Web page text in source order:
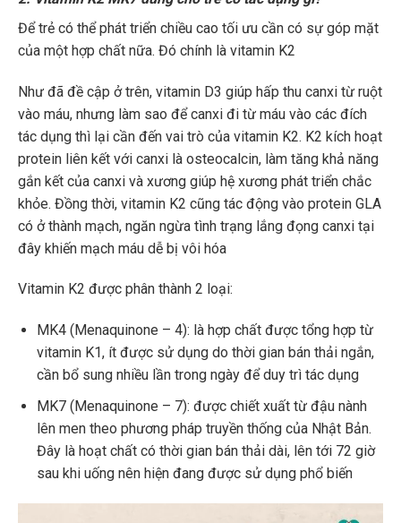
Để trẻ có thể phát triển chiều cao tối ưu cần có sự góp mặt
của một hợp chất nữa. Đó chính là vitamin K2
Như đã đề cập ở trên, vitamin D3 giúp hấp thu canxi từ ruột
vào máu, nhưng làm sao để canxi đi từ máu vào các đích
tác dụng thì lại cần đến vai trò của vitamin K2. K2 kích hoạt
protein liên kết với canxi là osteocalcin, làm tăng khả năng
gắn kết của canxi và xương giúp hệ xương phát triển chắc
khỏe. Đồng thời, vitamin K2 cũng tác động vào protein GLA
có ở thành mạch, ngăn ngừa tình trạng lắng đọng canxi tại
đây khiến mạch máu dễ bị vôi hóa
Vitamin K2 được phân thành 2 loại:
MK4 (Menaquinone – 4): là hợp chất được tổng hợp từ
vitamin K1, ít được sử dụng do thời gian bán thải ngắn,
cần bổ sung nhiều lần trong ngày để duy trì tác dụng
MK7 (Menaquinone – 7): được chiết xuất từ đậu nành
lên men theo phương pháp truyền thống của Nhật Bản.
Đây là hoạt chất có thời gian bán thải dài, lên tới 72 giờ
sau khi uống nên hiện đang được sử dụng phổ biến